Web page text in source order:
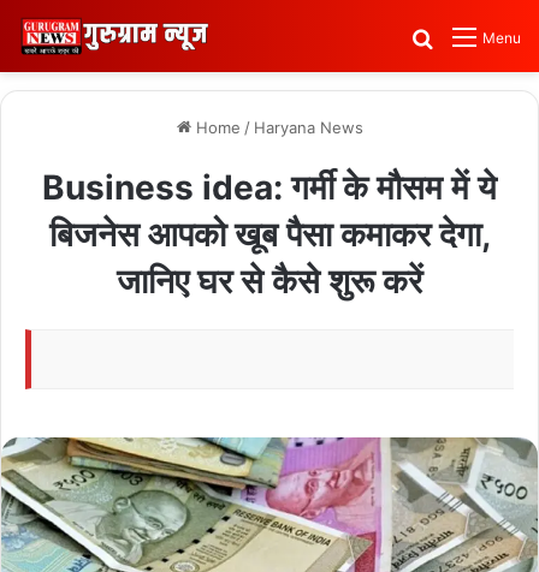
Menu
Search for
Home / Haryana News
Business idea: गर्मी के मौसम में ये
बिजनेस आपको खूब पैसा कमाकर देगा,
जानिए घर से कैसे शुरू करें